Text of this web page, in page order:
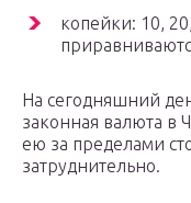
копейки: 10,
На сегодняшний
законная валюта в
ею за пределами
затруднительно.